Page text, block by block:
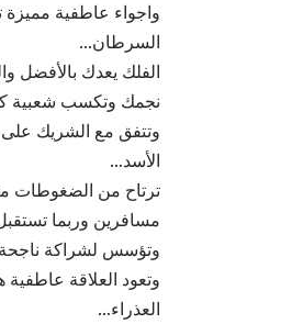
واجواء عاطفية
السرطان…
الفلك يعدك بالأفضل
نجمك وتكسب شعبية
وتتفق مع الشريك
الأسد…
ترتاح من الضغوطات
مسافرين وربما
وتؤسس لشراكة ناجحة
وتعود العلاقة
العذراء…